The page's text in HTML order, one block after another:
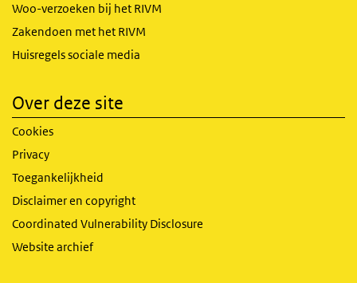
Woo-verzoeken bij het RIVM
Zakendoen met het RIVM
Huisregels sociale media
Over deze site
Cookies
Privacy
Toegankelijkheid
Disclaimer en copyright
Coordinated Vulnerability Disclosure
Website archief